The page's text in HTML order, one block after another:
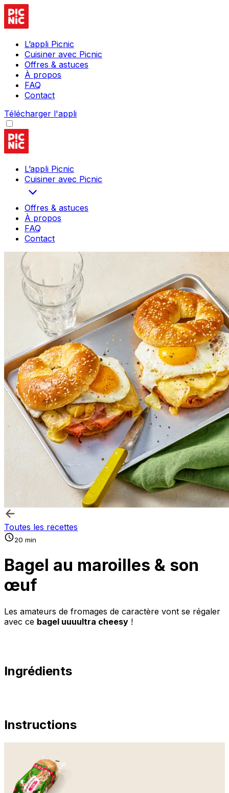
L’appli Picnic
Cuisiner avec Picnic
Offres & astuces
À propos
FAQ
Contact
Télécharger l'appli
L’appli Picnic
Cuisiner avec Picnic
Offres & astuces
À propos
FAQ
Contact
Toutes les recettes
20 min
Bagel au maroilles & son
œuf
Les amateurs de fromages de caractère vont se régaler
avec ce bagel uuuultra cheesy !
Ingrédients
Instructions